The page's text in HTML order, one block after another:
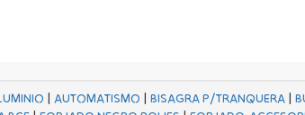
| AUTOMATISMO | BISAGRA P/TRANQUERA|